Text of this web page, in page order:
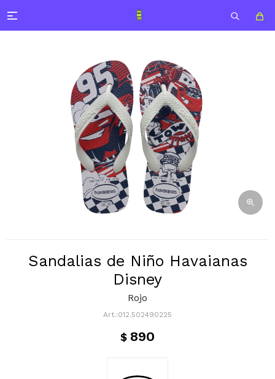

Sandalias de Niño Havaianas
Disney
Rojo
012.502490225
$ 890